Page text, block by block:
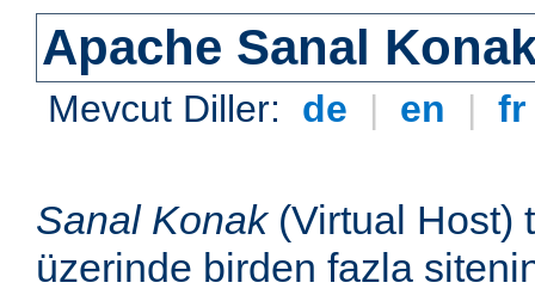
Apache Sanal
Mevcut Diller: de | en |
Sanal Konak(Virtual Host)
üzerinde birden fazla